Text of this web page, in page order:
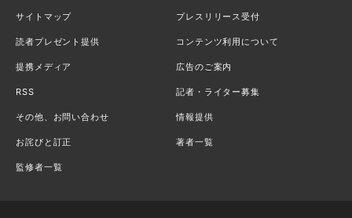
サイトマップ プレスリリース受付
読者プレゼント提供 コンテンツ利用について
提携メディア 広告のご案内
RSS 記者・ライター募集
その他、お問い合わせ 情報提供
お詫びと訂正 著者一覧
監修者一覧